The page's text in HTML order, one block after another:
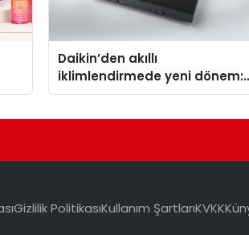
Daikin’den akıllı
iklimlendirmede yeni dönem:
Madoka Plus Türkiye’de
Gizlilik PolitikasıKullanım ŞartlarıKVKK